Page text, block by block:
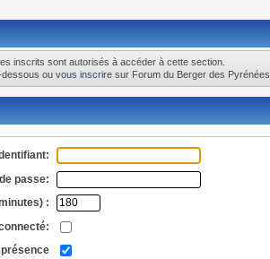
inscrits sont autorisés à accéder à cette section.
ou vous inscriresur Forum du Berger des Pyrénées.
passe:
: